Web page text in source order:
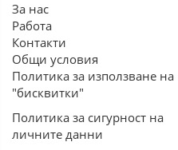
За нас
Работа
Контакти
Общи условия
Политика за използване на
"бисквитки"
Политика за сигурност на
личните данни